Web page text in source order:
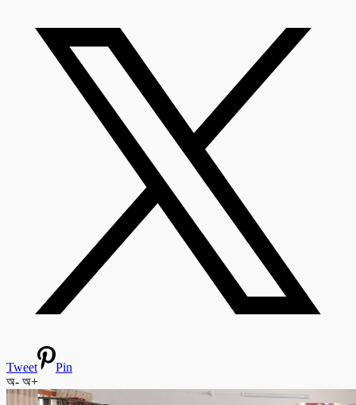
Tweet
Pin
অ- অ+